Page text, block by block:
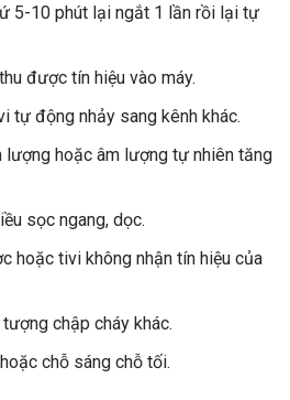
5-10 phút lại ngắt 1 lần rồi lại tự
được tín hiệu vào máy.
tự động nhảy sang kênh khác.
lượng hoặc âm lượng tự nhiên tăng
sọc ngang, dọc.
hoặc tivi không nhận tín hiệu của
chập cháy khác.
chỗ sáng chỗ tối.